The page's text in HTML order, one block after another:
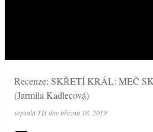
Recenze: SKŘETÍ KRÁL: MEČ
(Jarmila Kadlecová)
sepsala THdnebřezna 18, 2019